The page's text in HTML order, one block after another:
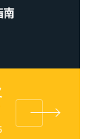
南